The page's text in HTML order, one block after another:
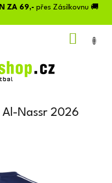
ZA 69,- přes Zásilkovnu 🚚
Al-Nassr 2026